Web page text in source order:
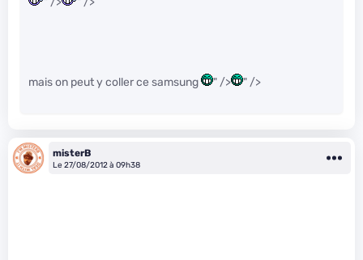
mais on peut y coller ce samsung " /> " />
misterB
Le 27/08/2012 à 09h38